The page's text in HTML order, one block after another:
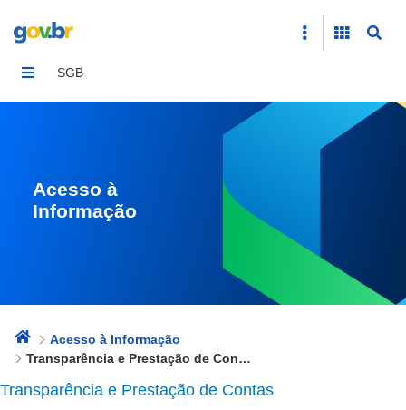
SGB
Acesso à
Informação
Acesso à Informação
Transparência e Prestação de Contas
Transparência e Prestação de Contas